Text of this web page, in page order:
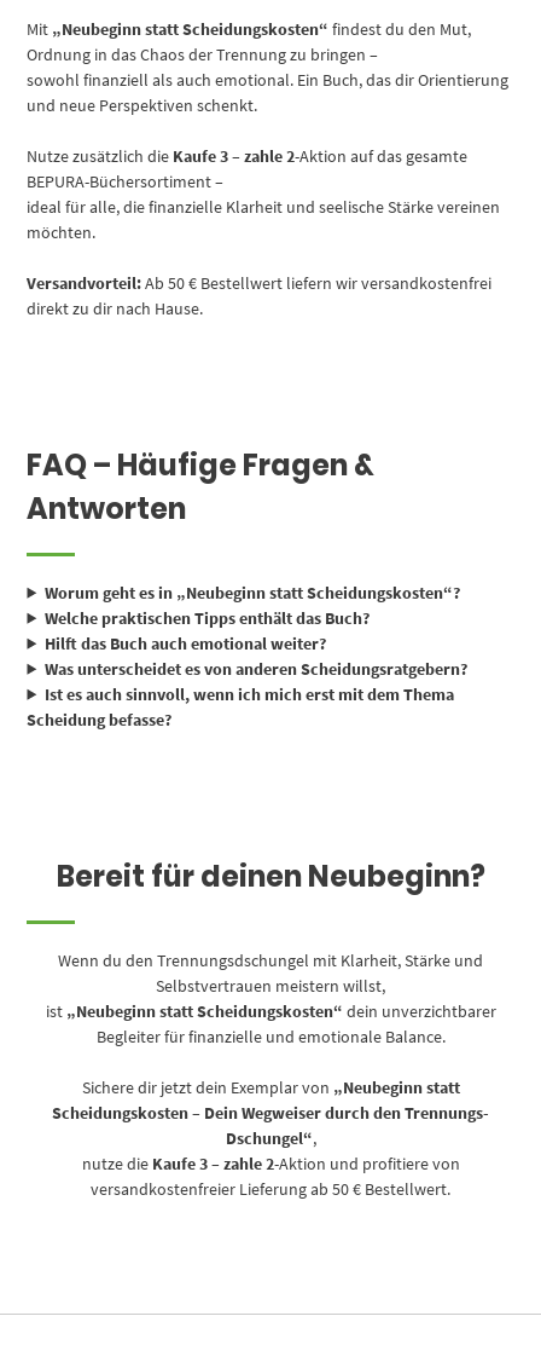
Mit „Neubeginn statt Scheidungskosten“ findest du den Mut,
Ordnung in das Chaos der Trennung zu bringen –
sowohl finanziell als auch emotional. Ein Buch, das dir Orientierung
und neue Perspektiven schenkt.
Nutze zusätzlich die Kaufe 3 – zahle 2-Aktion auf das gesamte
BEPURA-Büchersortiment –
ideal für alle, die finanzielle Klarheit und seelische Stärke vereinen
möchten.
Versandvorteil:Ab 50 € Bestellwert liefern wir versandkostenfrei
direkt zu dir nach Hause.
FAQ – Häufige Fragen &
Antworten
Worum geht es in „Neubeginn statt Scheidungskosten“?
Welche praktischen Tipps enthält das Buch?
Hilft das Buch auch emotional weiter?
Was unterscheidet es von anderen Scheidungsratgebern?
Ist es auch sinnvoll, wenn ich mich erst mit dem Thema
Scheidung befasse?
Bereit für deinen Neubeginn?
Wenn du den Trennungsdschungel mit Klarheit, Stärke und
Selbstvertrauen meistern willst,
ist „Neubeginn statt Scheidungskosten“ dein unverzichtbarer
Begleiter für finanzielle und emotionale Balance.
Sichere dir jetzt dein Exemplar von „Neubeginn statt
Scheidungskosten – Dein Wegweiser durch den Trennungs-
Dschungel“,
nutze die Kaufe 3 – zahle 2-Aktion und profitiere von
versandkostenfreier Lieferung ab 50 € Bestellwert.